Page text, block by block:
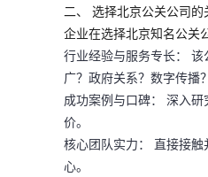
二、 选择北京公关公司
企业在选择北京知名公关
行业经验与服务专长：
该
广？政府关系？数字传播
成功案例与口碑：
深入研
价。
核心团队实力：
直接接
心。